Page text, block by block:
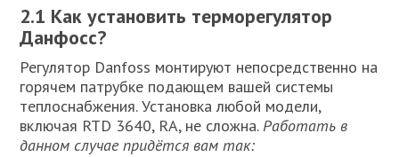
2.1 Как установить терморегулятор
Данфосс?
Регулятор Danfoss монтируют непосредственно на
горячем патрубке подающем вашей системы
теплоснабжения. Установка любой модели,
включая RTD 3640, RA, не сложна.Работать в
данном случае придётся вам так: